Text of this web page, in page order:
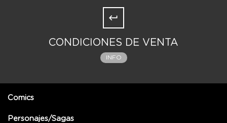
CONDICIONES DE VENTA
INFO
Comics
Personajes/Sagas